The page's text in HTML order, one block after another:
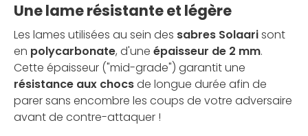
Une lame résistante et légère
Les lames utilisées au sein des sabres Solaarisont
en polycarbonate, d'une épaisseur de 2 mm.
Cette épaisseur ("mid-grade") garantit une
résistance aux chocsde longue durée afin de
parer sans encombre les coups de votre adversaire
avant de contre-attaquer !